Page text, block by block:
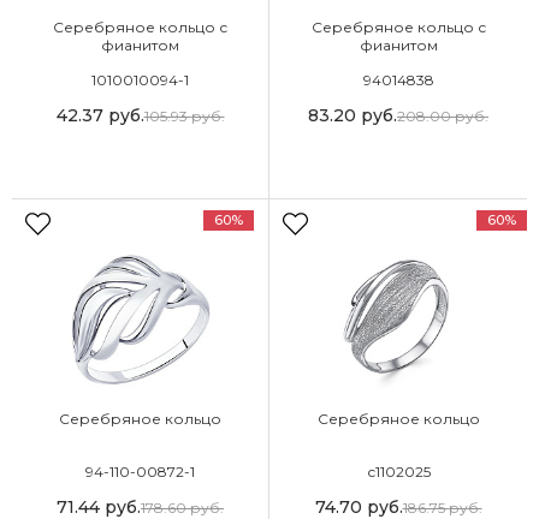
Серебряное кольцо с
фианитом
1010010094-1
42.37 руб.105.93руб.
Серебряное кольцо с
фианитом
94014838
83.20 руб.208.00руб.
60%
Серебряное кольцо
94-110-00872-1
71.44 руб.178.60руб.
60%
Серебряное кольцо
с1102025
74.70 руб.186.75руб.